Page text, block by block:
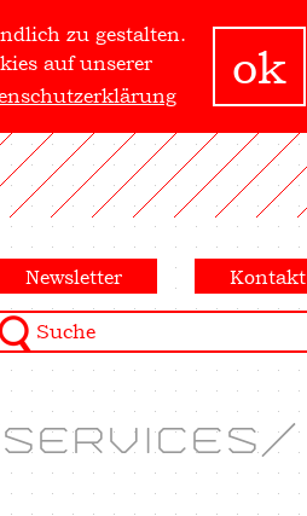
zu gestalten.
auf unserer
ok
Newsletter Kontakt
SERVICES